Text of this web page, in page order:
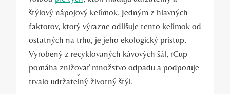
štýlový nápojový kelímok. Jedným z hlavných
faktorov, ktorý výrazne odlišuje tento kelímok od
ostatných na trhu, je jeho ekologický prístup.
Vyrobený z recyklovaných kávových šál, rCup
pomáha znižovať množstvo odpadu a podporuje
trvalo udržateľný životný štýl.